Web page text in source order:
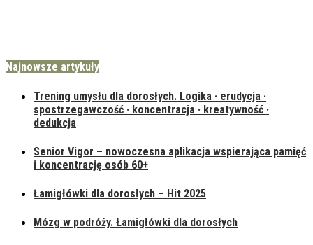
Najnowsze artykuły
Trening umysłu dla dorosłych. Logika · erudycja ·
spostrzegawczość · koncentracja · kreatywność ·
dedukcja
Senior Vigor – nowoczesna aplikacja wspierająca pamięć
i koncentrację osób 60+
Łamigłówki dla dorosłych – Hit 2025
Mózg w podróży. Łamigłówki dla dorosłych